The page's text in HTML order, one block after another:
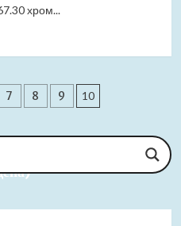
хром...
7 8 9 10
Delafon Brive